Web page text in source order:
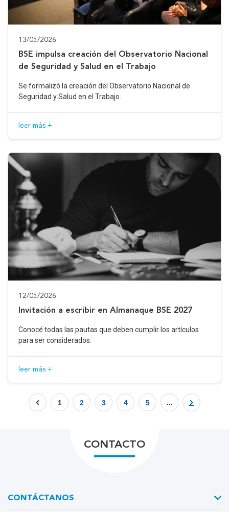
13/05/2026
BSE impulsa creación del Observatorio Nacional
de Seguridad y Salud en el Trabajo
Se formalizó la creación del Observatorio Nacional de
Seguridad y Salud en el Trabajo.
leer más +
12/05/2026
Invitación a escribir en Almanaque BSE 2027
Conocé todas las pautas que deben cumplir los artículos
para ser considerados.
leer más +
1 2 3 4 5 ...
CONTACTO
CONTÁCTANOS